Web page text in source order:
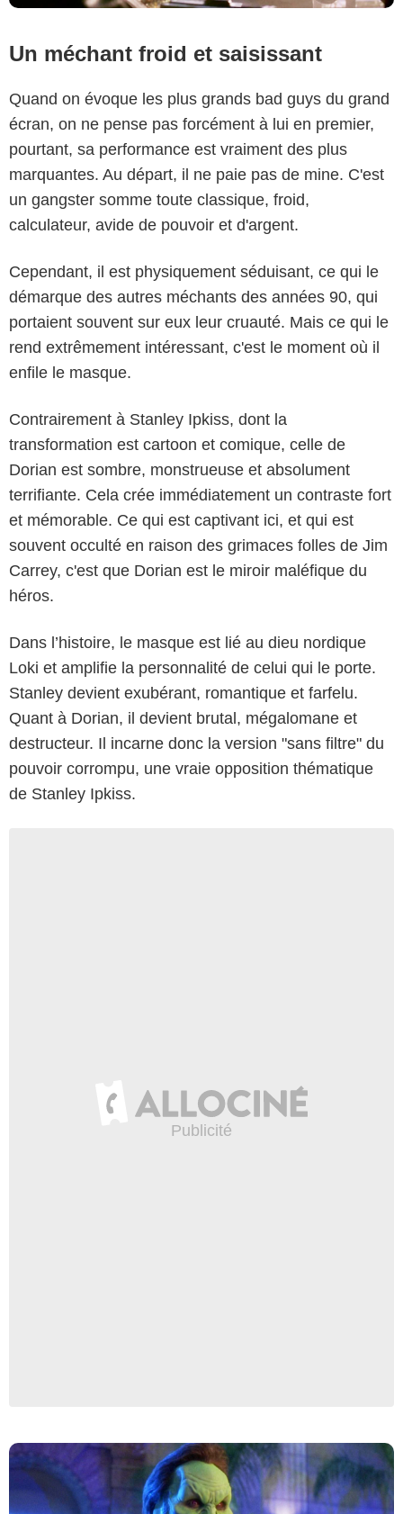
Un méchant froid et saisissant
Quand on évoque les plus grands bad guys du grand
écran, on ne pense pas forcément à lui en premier,
pourtant, sa performance est vraiment des plus
marquantes. Au départ, il ne paie pas de mine. C'est
un gangster somme toute classique, froid,
calculateur, avide de pouvoir et d'argent.
Cependant, il est physiquement séduisant, ce qui le
démarque des autres méchants des années 90, qui
portaient souvent sur eux leur cruauté. Mais ce qui le
rend extrêmement intéressant, c'est le moment où il
enfile le masque.
Contrairement à Stanley Ipkiss, dont la
transformation est cartoon et comique, celle de
Dorian est sombre, monstrueuse et absolument
terrifiante. Cela crée immédiatement un contraste fort
et mémorable. Ce qui est captivant ici, et qui est
souvent occulté en raison des grimaces folles de Jim
Carrey, c'est que Dorian est le miroir maléfique du
héros.
Dans l’histoire, le masque est lié au dieu nordique
Loki et amplifie la personnalité de celui qui le porte.
Stanley devient exubérant, romantique et farfelu.
Quant à Dorian, il devient brutal, mégalomane et
destructeur. Il incarne donc la version "sans filtre" du
pouvoir corrompu, une vraie opposition thématique
de Stanley Ipkiss.